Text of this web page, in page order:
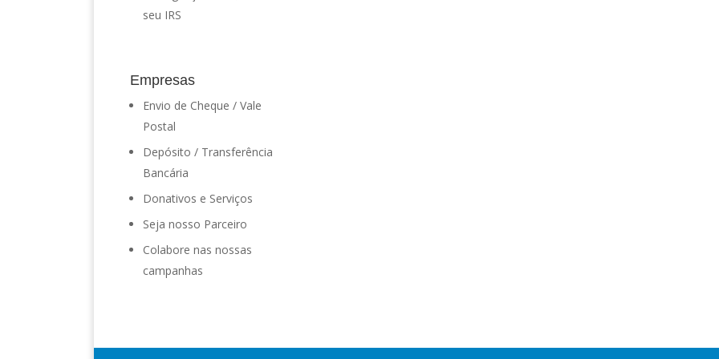
seu IRS
Empresas
Envio de Cheque / Vale
Postal
Depósito / Transferência
Bancária
Donativos e Serviços
Seja nosso Parceiro
Colabore nas nossas
campanhas